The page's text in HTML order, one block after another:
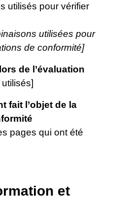
utilisés pour vérifier
utilisées pour
de conformité]
de l’évaluation
fait l’objet de la
pages qui ont été
et